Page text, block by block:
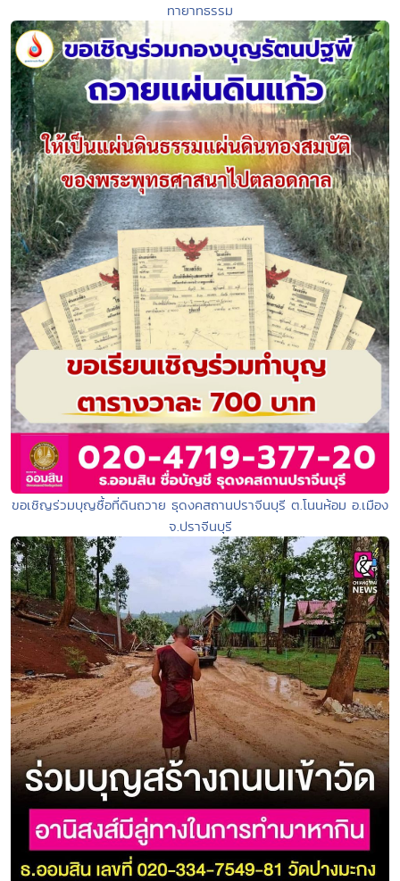
ทายาทธรรม
ขอเชิญร่วมบุญซื้อที่ดินถวาย ธุดงคสถานปราจีนบุรี ต.โนนห้อม อ.เมือง
จ.ปราจีนบุรี